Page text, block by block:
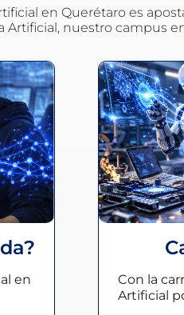
en Querétaro es
nuestro campus
en
Con la
Artificial